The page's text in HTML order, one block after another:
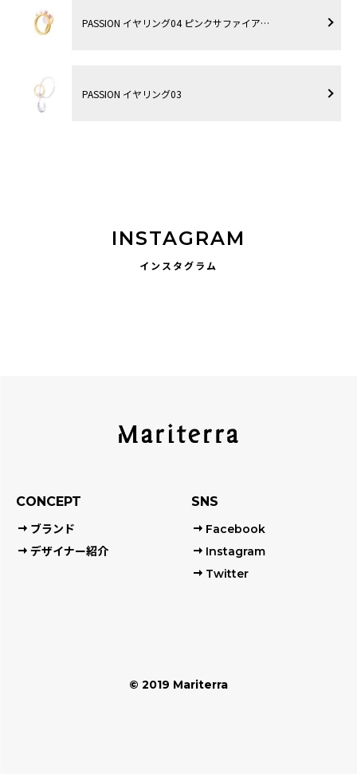
PASSION イヤリング04 ピンクサファイア…
PASSION イヤリング03
INSTAGRAM
インスタグラム
CONCEPT
ブランド
デザイナー紹介
SNS
Facebook
Instagram
Twitter
© 2019 Mariterra